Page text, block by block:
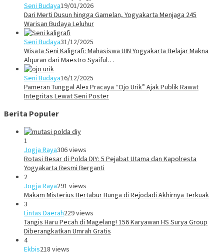
Seni Budaya19/01/2026
Dari Merti Dusun hingga Gamelan, Yogyakarta Menjaga 245
Warisan Budaya Leluhur
Seni Budaya31/12/2025
Wisata Seni Kaligrafi: Mahasiswa UIN Yogyakarta Belajar Makna
Alquran dari Maestro Syaiful…
Seni Budaya16/12/2025
Pameran Tunggal Alex Pracaya “Ojo Urik” Ajak Publik Rawat
Integritas Lewat Seni Poster
Berita Populer
1
Jogja Raya306 views
Rotasi Besar di Polda DIY: 5 Pejabat Utama dan Kapolresta
Yogyakarta Resmi Berganti
2
Jogja Raya291 views
Makam Misterius Bertabur Bunga di Rejodadi Akhirnya Terkuak
3
Lintas Daerah229 views
Tangis Haru Pecah di Magelang! 156 Karyawan HS Surya Group
Diberangkatkan Umrah Gratis
4
Ekbis218 views